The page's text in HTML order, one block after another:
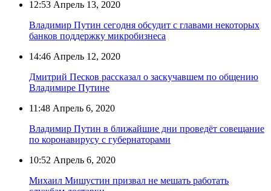
12:53 Апрель 13, 2020
Владимир Путин сегодня обсудит с главами некоторых
банков поддержку микробизнеса
14:46 Апрель 12, 2020
Дмитрий Песков рассказал о заскучавшем по общению
Владимире Путине
11:48 Апрель 6, 2020
Владимир Путин в ближайшие дни проведёт совещание
по коронавирусу с губернаторами
10:52 Апрель 6, 2020
Михаил Мишустин призвал не мешать работать